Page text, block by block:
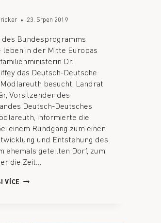
23. Srpen 2019
des Bundesprogramms
leben in der Mitte Europas
Dr.
das Deutsch-Deutsche
besucht. Landrat
Vorsitzender des
Deutsch-Deutsches
informierte die
einem Rundgang zum einen
und Entstehung des
ehemals geteilten Dorf, zum
die Zeit…
VÍCE